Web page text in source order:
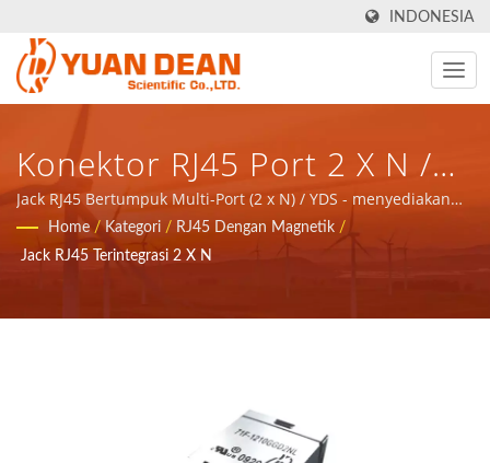
INDONESIA
Konektor RJ45 Port 2 X N /
YDS - Menyediakan Solusi
Total Untuk Aplikasi Jaringan
Jack RJ45 Bertumpuk Multi-Port (2 x N) / YDS - menyediakan
solusi total untuk aplikasi jaringan komunikasi komponen
magnetik dan produk daya.
Home / Kategori / RJ45 Dengan Magnetik /
Jack RJ45 Terintegrasi 2 X N